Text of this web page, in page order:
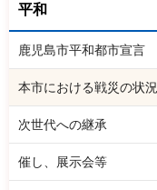
平和
鹿児島市平和都市宣言
本市における戦災の状況
次世代への継承
催し、展示会等